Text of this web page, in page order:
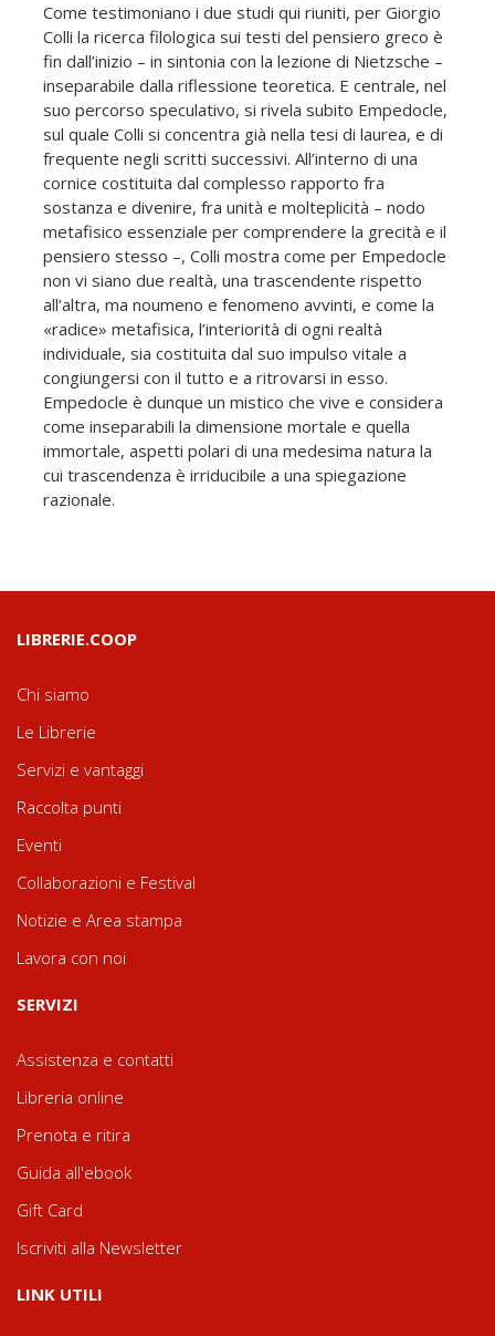
Come testimoniano i due studi qui riuniti, per Gior­gio
Colli la ricerca filologica sui testi del pensiero greco è
fin dall’inizio – in sintonia con la lezione di Nietzsche –
inseparabile dalla riflessione teoreti­ca. E centrale, nel
suo percorso speculativo, si rive­la subito Empedocle,
sul quale Colli si concentra già nella tesi di laurea, e di
frequente negli scritti successivi. All’interno di una
cornice costituita dal complesso rapporto fra
sostanza e divenire, fra uni­tà e molteplicità – nodo
metafisico essenziale per comprendere la grecità e il
pensiero stesso –, Colli mostra come per Empedocle
non vi siano due real­tà, una trascendente rispetto
all’altra, ma noume­no e fenomeno avvinti, e come la
«radice» metafisica, l’interiorità di ogni realtà
individuale, sia costituita dal suo impulso vitale a
congiungersi con il tutto e a ritrovarsi in esso.
Empedocle è dunque un misti­co che vive e considera
come inseparabili la dimen­sione mortale e quella
immortale, aspetti polari di una medesima natura la
cui trascendenza è irridu­cibile a una spiegazione
razionale.
LIBRERIE.COOP
Chi siamo
Le Librerie
Servizi e vantaggi
Raccolta punti
Eventi
Collaborazioni e Festival
Notizie e Area stampa
Lavora con noi
SERVIZI
Assistenza e contatti
Libreria online
Prenota e ritira
Guida all'ebook
Gift Card
Iscriviti alla Newsletter
LINK UTILI